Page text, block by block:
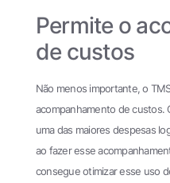
Permite o
de custos
Não menos importante, o
acompanhamento de custos.
uma das maiores despesas
ao fazer esse
consegue otimizar esse uso